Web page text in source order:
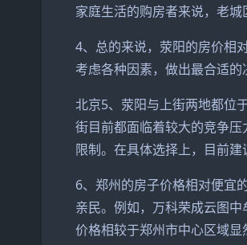
家庭生活的购房者来说，老城
4、总的来说，荥阳的房价相
考虑各种因素，做出最合适的
北京5、荥阳与上街两地都位
街目前都面临着较大的竞争
限制。在具体选择上，目前建
6、郑州的房子价格相对便宜
亲民。例如，万科荣成云图
价格相较于郑州市中心区域显